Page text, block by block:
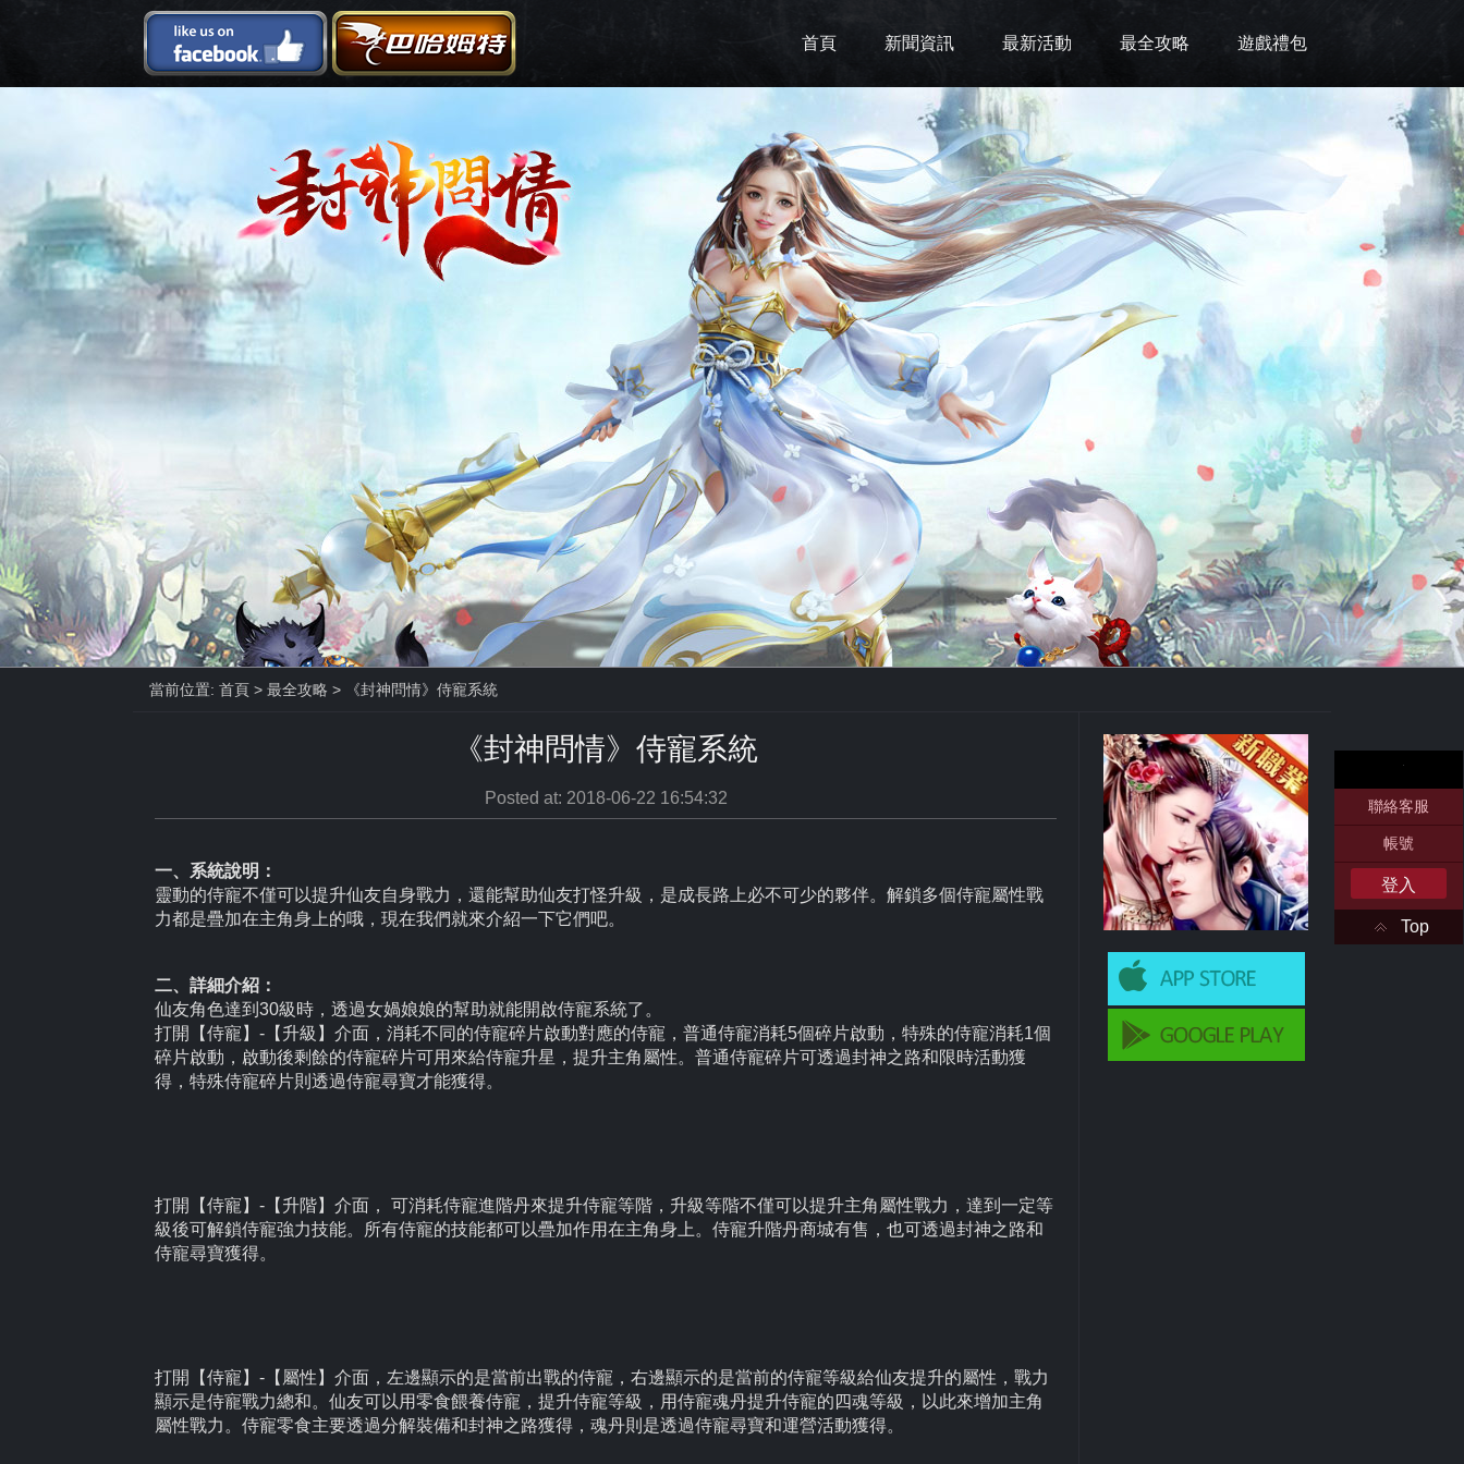
首頁 新聞資訊 最新活動 最全攻略 遊戲禮包
當前位置: 首頁 > 最全攻略 > 《封神問情》侍寵系統
《封神問情》侍寵系統
Posted at: 2018-06-22 16:54:32
一、系統說明：
靈動的侍寵不僅可以提升仙友自身戰力，還能幫助仙友打怪升級，是成長路上必不可少的夥伴。解鎖多個侍寵屬性戰
力都是疊加在主角身上的哦，現在我們就來介紹一下它們吧。
二、詳細介紹：
仙友角色達到30級時，透過女媧娘娘的幫助就能開啟侍寵系統了。
打開【侍寵】-【升級】介面，消耗不同的侍寵碎片啟動對應的侍寵，普通侍寵消耗5個碎片啟動，特殊的侍寵消耗1個
碎片啟動，啟動後剩餘的侍寵碎片可用來給侍寵升星，提升主角屬性。普通侍寵碎片可透過封神之路和限時活動獲
得，特殊侍寵碎片則透過侍寵尋寶才能獲得。
打開【侍寵】-【升階】介面， 可消耗侍寵進階丹來提升侍寵等階，升級等階不僅可以提升主角屬性戰力，達到一定等
級後可解鎖侍寵強力技能。所有侍寵的技能都可以疊加作用在主角身上。侍寵升階丹商城有售，也可透過封神之路和
侍寵尋寶獲得。
打開【侍寵】-【屬性】介面，左邊顯示的是當前出戰的侍寵，右邊顯示的是當前的侍寵等級給仙友提升的屬性，戰力
顯示是侍寵戰力總和。仙友可以用零食餵養侍寵，提升侍寵等級，用侍寵魂丹提升侍寵的四魂等級，以此來增加主角
屬性戰力。侍寵零食主要透過分解裝備和封神之路獲得，魂丹則是透過侍寵尋寶和運營活動獲得。
聯絡客服
帳號
登入
Top